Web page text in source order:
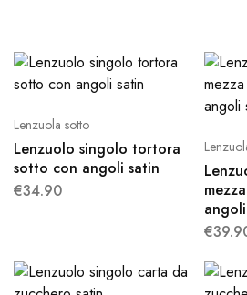
Lenzuola sotto
Lenzuolo singolo tortora
sotto con angoli satin
€34.90
€